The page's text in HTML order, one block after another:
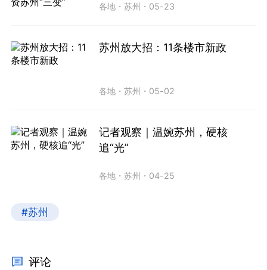
各地 ・苏州 ・ 05-23
苏州放大招：11条楼市新政
各地 ・苏州 ・ 05-02
记者观察｜温婉苏州，硬核
追“光”
各地 ・苏州 ・ 04-25
#苏州
评论